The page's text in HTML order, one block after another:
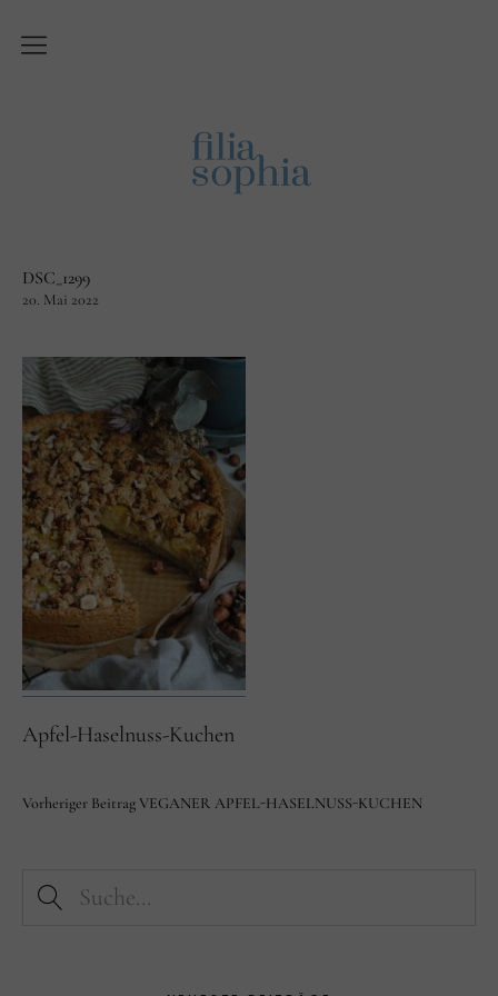
Was ist ‚Filiasophia‘?
English
Facebook
DSC_1299
20. Mai 2022
Apfel-Haselnuss-Kuchen
Vorheriger BeitragVEGANER APFEL-HASELNUSS-KUCHEN